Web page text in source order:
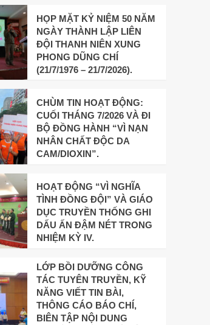
HỌP MẶT KỶ NIỆM 50 NĂM
NGÀY THÀNH LẬP LIÊN
ĐỘI THANH NIÊN XUNG
PHONG DŨNG CHÍ
(21/7/1976 – 21/7/2026).
CHÙM TIN HOẠT ĐỘNG:
CUỐI THÁNG 7/2026 VÀ ĐI
BỘ ĐỒNG HÀNH “VÌ NẠN
NHÂN CHẤT ĐỘC DA
CAM/DIOXIN”.
HOẠT ĐỘNG “VÌ NGHĨA
TÌNH ĐỒNG ĐỘI” VÀ GIÁO
DỤC TRUYỀN THỐNG GHI
DẤU ẤN ĐẬM NÉT TRONG
NHIỆM KỲ IV.
LỚP BỒI DƯỠNG CÔNG
TÁC TUYÊN TRUYỀN, KỸ
NĂNG VIẾT TIN BÀI,
THÔNG CÁO BÁO CHÍ,
BIÊN TẬP NỘI DUNG